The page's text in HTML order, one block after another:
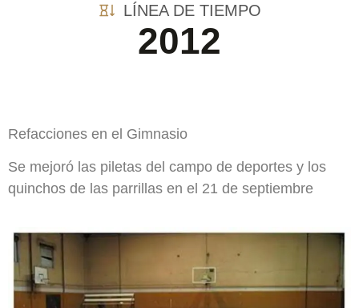
LÍNEA DE TIEMPO
2012
Refacciones en el Gimnasio
Se mejoró las piletas del campo de deportes y los
quinchos de las parrillas en el 21 de septiembre